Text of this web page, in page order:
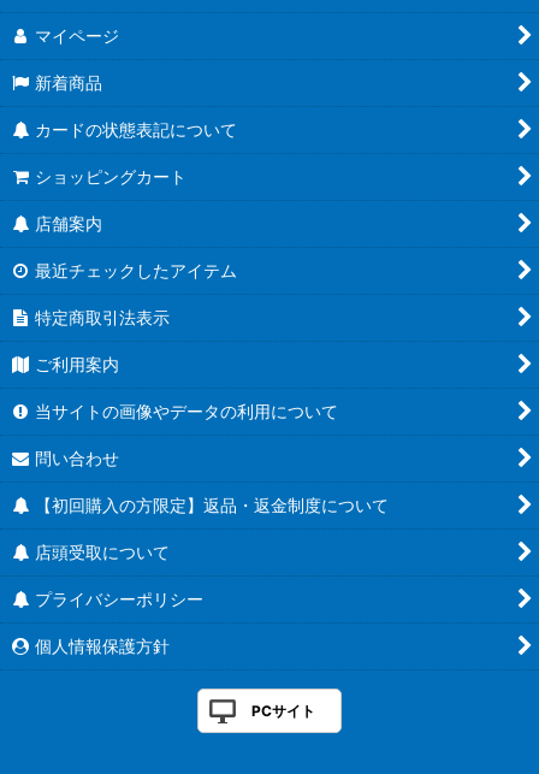
マイページ
新着商品
カードの状態表記について
ショッピングカート
店舗案内
最近チェックしたアイテム
特定商取引法表示
ご利用案内
当サイトの画像やデータの利用について
問い合わせ
【初回購入の方限定】返品・返金制度について
店頭受取について
プライバシーポリシー
個人情報保護方針
PCサイト